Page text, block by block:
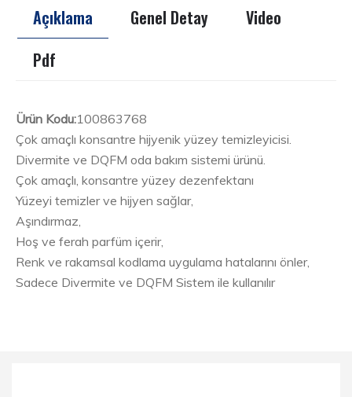
Açıklama Genel Detay
Video
Pdf
Ürün Kodu:100863768
Çok amaçlı konsantre hijyenik yüzey temizleyicisi.
Divermite ve DQFM oda bakım sistemi ürünü.
Çok amaçlı, konsantre yüzey dezenfektanı
Yüzeyi temizler ve hijyen sağlar,
Aşındırmaz,
Hoş ve ferah parfüm içerir,
Renk ve rakamsal kodlama uygulama hatalarını önler,
Sadece Divermite ve DQFM Sistem ile kullanılır